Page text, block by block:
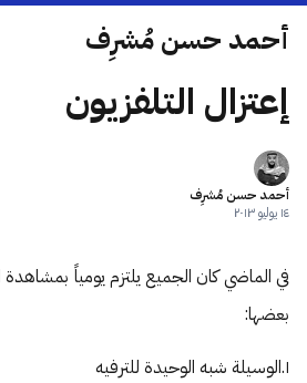
أحمد حسن مُشرِف
إعتزال التلفزيون
أحمد حسن مُشرِف
١٤ يوليو ٢٠١٣
في الماضي كان الجميع يلتزم يومياً بمشاهدة
بعضها:
١.الوسيلة شبه الوحيدة للترفيه